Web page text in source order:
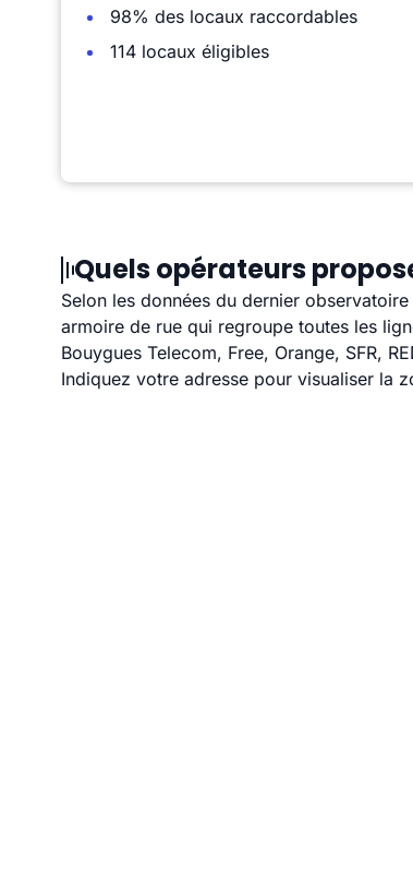
98% des locaux raccordables
114 locaux éligibles
Quels opérateurs
Selon les données du dernier
armoire de rue qui regroupe toutes les
Bouygues Telecom, Free, Orange, SFR,
Indiquez votre adresse pour visualiser la